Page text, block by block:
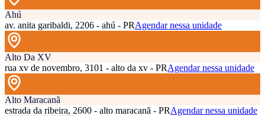
Ahú
av. anita garibaldi, 2206 - ahú - PRAgendar nessa unidade
Alto Da XV
rua xv de novembro, 3101 - alto da xv - PRAgendar nessa unidade
Alto Maracanã
estrada da ribeira, 2600 - alto maracanã - PRAgendar nessa unidade